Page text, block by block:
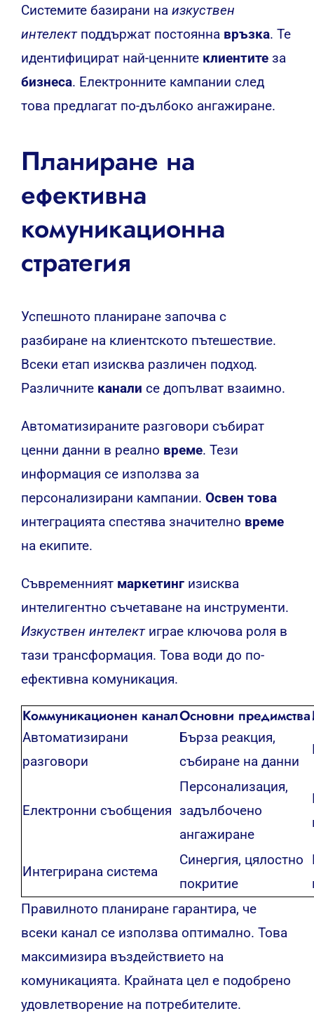
Системите базирани на изкуствен
интелектподдържат постоянна връзка. Те
идентифицират най-ценните клиентите за
бизнеса. Електронните кампании след
това предлагат по-дълбоко ангажиране.
Планиране на
ефективна
комуникационна
стратегия
Успешното планиране започва с
разбиране на клиентското пътешествие.
Всеки етап изисква различен подход.
Различните канали се допълват взаимно.
Автоматизираните разговори събират
ценни данни в реално време. Тези
информация се използва за
персонализирани кампании. Освен това
интеграцията спестява значително време
на екипите.
Съвременният маркетинг изисква
интелигентно съчетаване на инструменти.
Изкуствен интелектиграе ключова роля в
тази трансформация. Това води до по-
ефективна комуникация.
Коммуникационен каналОсновни предимства
Автоматизирани
разговори
Бърза реакция,
събиране на данни
Електронни съобщения
Персонализация,
задълбочено
ангажиране
Интегрирана система
Синергия, цялостно
покритие
Правилното планиране гарантира, че
всеки канал се използва оптимално. Това
максимизира въздействието на
комуникацията. Крайната цел е подобрено
удовлетворение на потребителите.